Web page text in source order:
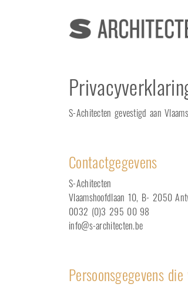
S-Achitecten gevestigd aan
Contactgegevens
S-Achitecten
Vlaamshoofdlaan 10, B- 2050
0032 (0)3 295 00 98
info@s-architecten.be
Persoonsgegevens